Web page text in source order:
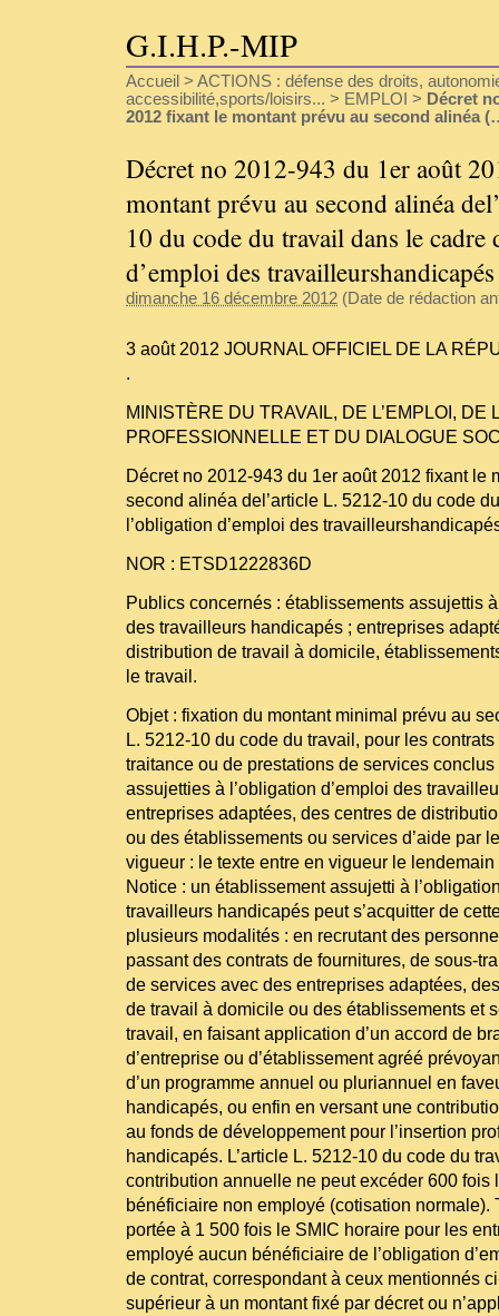
G.I.H.P.-MIP
Accueil > ACTIONS : défense des droits,
accessibilité,sports/loisirs... > EMPLOI > Décret
2012 fixant le montant prévu au second alinéa
Décret no 2012-943 du 1er août
montant prévu au second alinéa
10 du code du travail dans le cadre
d’emploi des travailleurshandicapés
dimanche 16 décembre 2012 (Date de rédaction
3 août 2012 JOURNAL OFFICIEL DE LA
.
MINISTÈRE DU TRAVAIL, DE L’EMPLOI, DE
PROFESSIONNELLE ET DU DIALOGUE
Décret no 2012-943 du 1er août 2012 fixant le
second alinéa del’article L. 5212-10 du code
l’obligation d’emploi des
NOR : ETSD1222836D
Publics concernés : établissements assujettis
des travailleurs handicapés ; entreprises
distribution de travail à domicile,
le travail.
Objet : fixation du montant minimal prévu au
L. 5212-10 du code du travail, pour les
traitance ou de prestations de services
assujetties à l’obligation d’emploi des
entreprises adaptées, des centres de
ou des établissements ou services d’aide par
vigueur : le texte entre en vigueur le
Notice : un établissement assujetti à
travailleurs handicapés peut s’acquitter de
plusieurs modalités : en recrutant des
passant des contrats de fournitures, de sous-
de services avec des entreprises adaptées,
de travail à domicile ou des établissements et
travail, en faisant application d’un accord de
d’entreprise ou d’établissement agréé
d’un programme annuel ou pluriannuel en
handicapés, ou enfin en versant une
au fonds de développement pour l’insertion
handicapés. L’article L. 5212-10 du code du
contribution annuelle ne peut excéder 600 fois
bénéficiaire non employé (cotisation normale).
portée à 1 500 fois le SMIC horaire pour les
employé aucun bénéficiaire de l’obligation
de contrat, correspondant à ceux mentionnés
supérieur à un montant fixé par décret ou